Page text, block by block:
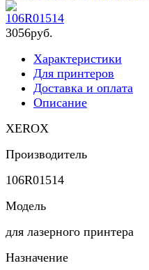
3056руб.
Характеристики
Для принтеров
Доставка и оплата
Описание
XEROX
Производитель
106R01514
Модель
для лазерного принтера
Назначение